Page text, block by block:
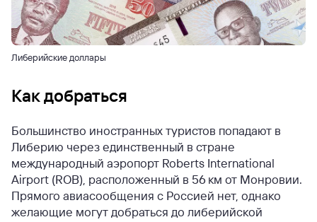
Либерийские доллары
Как добраться
Большинство иностранных туристов попадают в
Либерию через единственный в стране
международный аэропорт Roberts International
Airport (ROB), расположенный в 56 км от Монровии.
Прямого авиасообщения с Россией нет, однако
желающие могут добраться до либерийской